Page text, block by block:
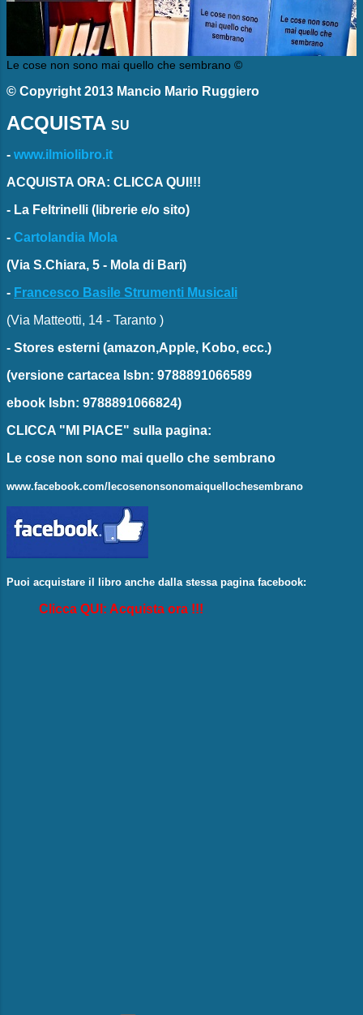
Le cose non sono mai quello che sembrano ©
© Copyright 2013 Mancio Mario Ruggiero
ACQUISTA SU
- www.ilmiolibro.it
ACQUISTA ORA: CLICCA QUI!!!
- La Feltrinelli (librerie e/o sito)
- Cartolandia Mola
(Via S.Chiara, 5 - Mola di Bari)
- Francesco Basile Strumenti Musicali
(Via Matteotti, 14 - Taranto )
- Stores esterni (amazon,Apple, Kobo, ecc.)
(versione cartacea Isbn: 9788891066589
ebook Isbn: 9788891066824)
CLICCA "MI PIACE" sulla pagina:
Le cose non sono mai quello che sembrano
www.facebook.com/lecosenonsonomaiquellochesembrano
Puoi acquistare il libro anche dalla stessa pagina facebook:
Clicca QUI: Acquista ora !!!